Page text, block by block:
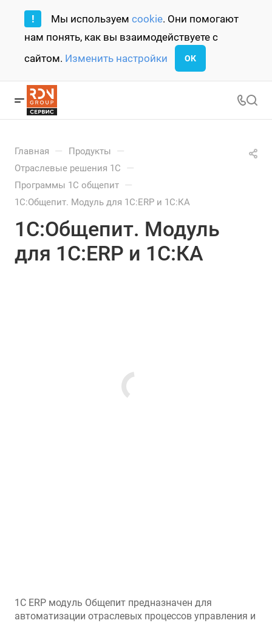
! Мы используем cookie. Они помогают
нам понять, как вы взаимодействуете с
сайтом. Изменить настройки ОК
Главная — Продукты —
Отраслевые решения 1С —
Программы 1С общепит —
1С:Общепит. Модуль для 1С:ERP и 1С:КА
1С:Общепит. Модуль
для 1С:ERP и 1С:КА
1С ERP модуль Общепит предназначен для
автоматизации отраслевых процессов управления и